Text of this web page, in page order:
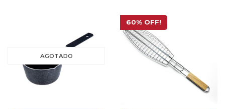
AGOTADO
60% OFF!